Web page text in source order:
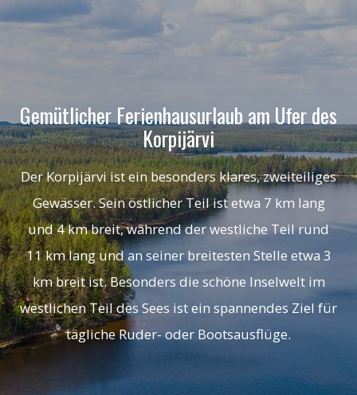
Gemütlicher Ferienhausurlaub am Ufer des
Korpijärvi
Der Korpijärvi ist ein besonders klares, zweiteiliges
Gewässer. Sein östlicher Teil ist etwa 7 km lang
und 4 km breit, während der westliche Teil rund
11 km lang und an seiner breitesten Stelle etwa 3
km breit ist. Besonders die schöne Inselwelt im
westlichen Teil des Sees ist ein spannendes Ziel für
tägliche Ruder- oder Bootsausflüge.